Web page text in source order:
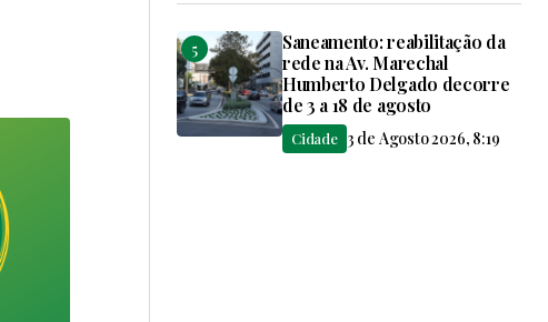
Saneamento: reabilitação da
rede na Av. Marechal
Humberto Delgado decorre
de 3 a 18 de agosto
Cidade 3 de Agosto 2026, 8:19